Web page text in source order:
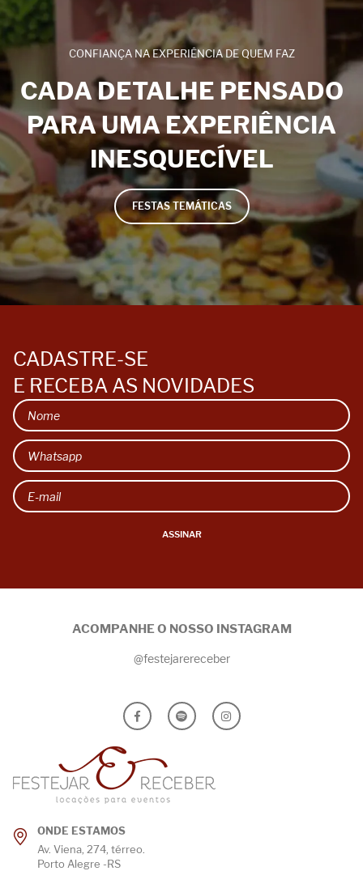
CONFIANÇA NA EXPERIÊNCIA DE QUEM FAZ
CADA DETALHE PENSADO
PARA UMA EXPERIÊNCIA
INESQUECÍVEL
FESTAS TEMÁTICAS
CADASTRE-SE
E RECEBA AS NOVIDADES
ASSINAR
ACOMPANHE O NOSSO INSTAGRAM
@festejarereceber
ONDE ESTAMOS
Av. Viena, 274, térreo.
Porto Alegre -RS